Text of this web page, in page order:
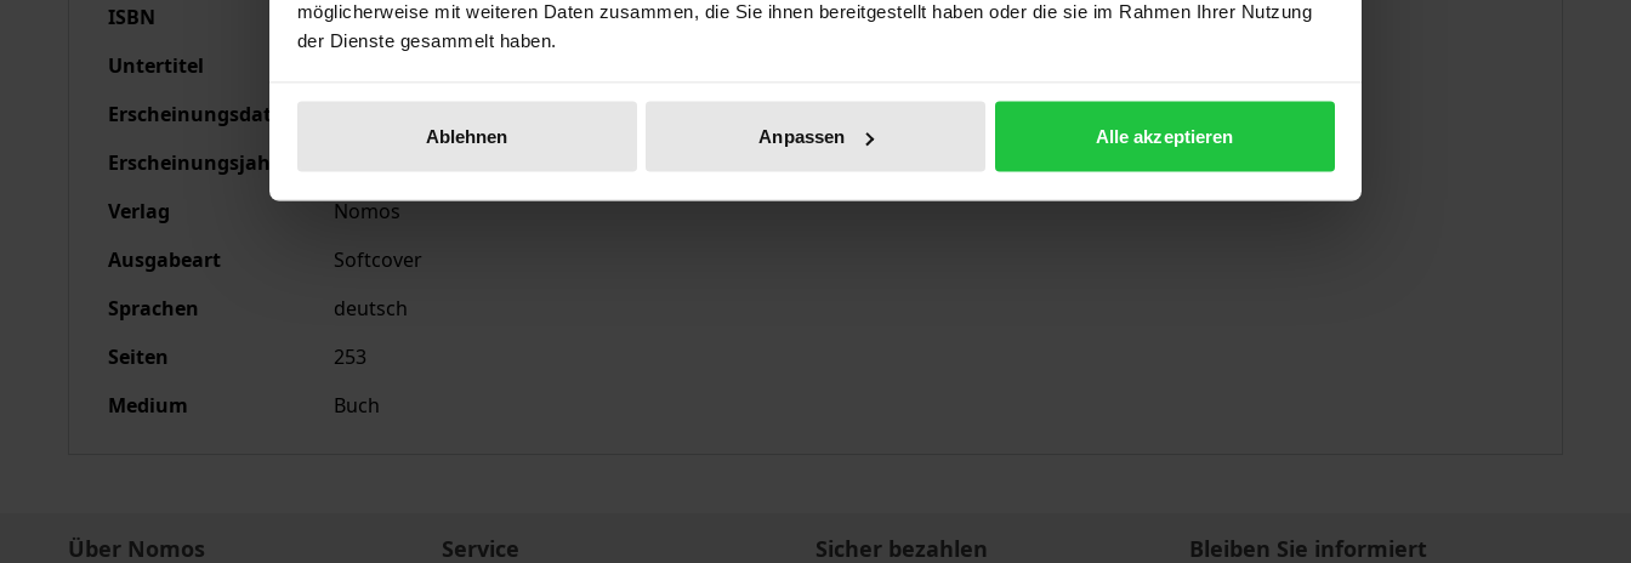
möglicherweise mit weiteren Daten zusammen, die Sie ihnen bereitgestellt haben oder die sie im Rahmen Ihrer Nutzung
der Dienste gesammelt haben.
Ablehnen Anpassen Alle akzeptieren
ISBN
978-3-7890-1978-4
Untertitel
Erscheinungsdatum
Erscheinungsjahr
Verlag
Nomos
Ausgabeart
Softcover
Sprachen
deutsch
Seiten
253
Medium
Buch
Über Nomos Service Sicher bezahlen Bleiben Sie informiert